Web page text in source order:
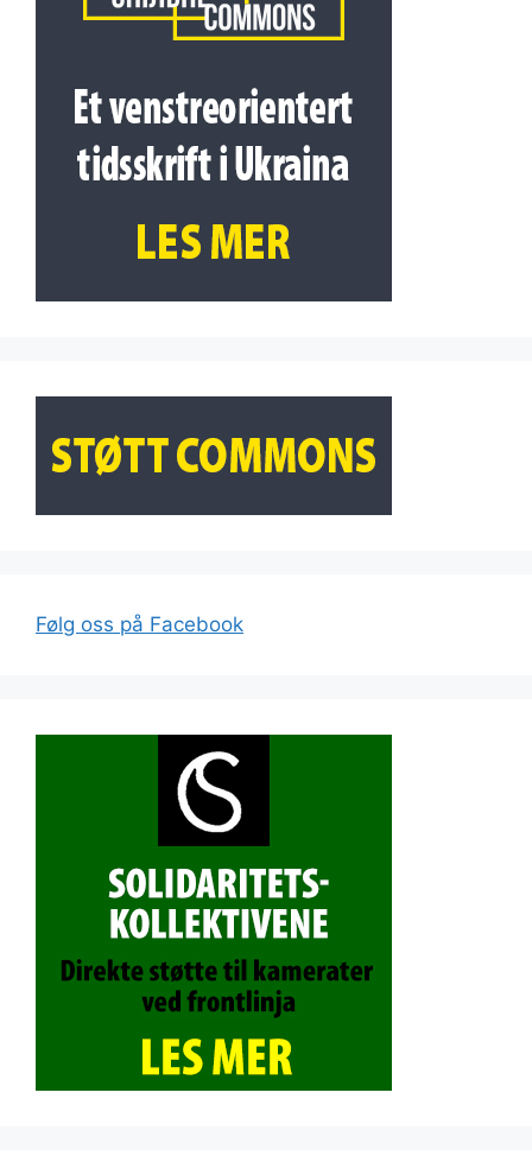
Følg oss på Facebook